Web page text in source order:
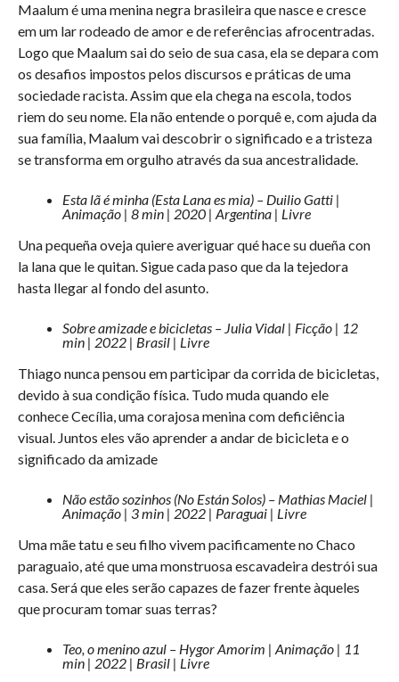
Maalum é uma menina negra brasileira que nasce e cresce
em um lar rodeado de amor e de referências afrocentradas.
Logo que Maalum sai do seio de sua casa, ela se depara com
os desafios impostos pelos discursos e práticas de uma
sociedade racista. Assim que ela chega na escola, todos
riem do seu nome. Ela não entende o porquê e, com ajuda da
sua família, Maalum vai descobrir o significado e a tristeza
se transforma em orgulho através da sua ancestralidade.
Esta lã é minha (Esta Lana es mia) – Duilio Gatti |
Animação | 8 min | 2020 | Argentina | Livre
Una pequeña oveja quiere averiguar qué hace su dueña con
la lana que le quitan. Sigue cada paso que da la tejedora
hasta llegar al fondo del asunto.
Sobre amizade e bicicletas – Julia Vidal | Ficção | 12
min | 2022 | Brasil | Livre
Thiago nunca pensou em participar da corrida de bicicletas,
devido à sua condição física. Tudo muda quando ele
conhece Cecília, uma corajosa menina com deficiência
visual. Juntos eles vão aprender a andar de bicicleta e o
significado da amizade
Não estão sozinhos (No Están Solos) – Mathias Maciel |
Animação | 3 min | 2022 | Paraguai | Livre
Uma mãe tatu e seu filho vivem pacificamente no Chaco
paraguaio, até que uma monstruosa escavadeira destrói sua
casa. Será que eles serão capazes de fazer frente àqueles
que procuram tomar suas terras?
Teo, o menino azul – Hygor Amorim | Animação | 11
min | 2022 | Brasil | Livre